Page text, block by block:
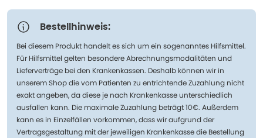
Bestellhinweis:
Bei diesem Produkt handelt es sich um ein sogenanntes Hilfsmittel.
Für Hilfsmittel gelten besondere Abrechnungsmodalitäten und
Lieferverträge bei den Krankenkassen. Deshalb können wir in
unserem Shop die vom Patienten zu entrichtende Zuzahlung nicht
exakt angeben, da diese je nach Krankenkasse unterschiedlich
ausfallen kann. Die maximale Zuzahlung beträgt 10€. Außerdem
kann es in Einzelfällen vorkommen, dass wir aufgrund der
Vertragsgestaltung mit der jeweiligen Krankenkasse die Bestellung